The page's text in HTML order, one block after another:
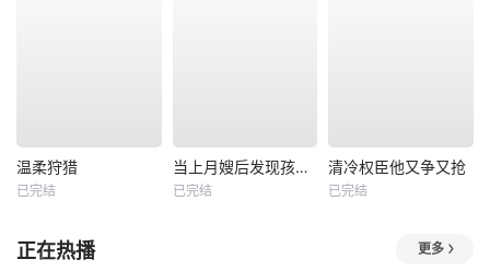
温柔狩猎
已完结
当上月嫂后发现孩子是我的
已完结
清冷权臣他又争又抢
已完结
正在热播 更多